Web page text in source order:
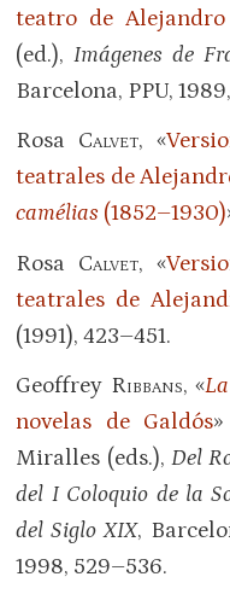
teatro de
(ed.),Imágenes de
Barcelona, PPU,
Rosa Calvet, «
teatrales de
camélias (1852–1930)
Rosa Calvet, «
teatrales de
(1991), 423–451.
Geoffrey Ribbans, «
novelas de Galdós
Miralles (eds.), Del
del I Coloquio de la
del Siglo XIX,
1998, 529–536.